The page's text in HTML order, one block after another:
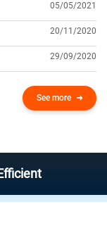
05/05/2021
20/11/2020
29/09/2020
See more